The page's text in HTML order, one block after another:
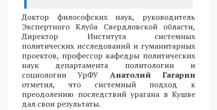
Доктор философских наук, руководитель
Экспертного Клуба Свердловской области,
Директор Института системных
политических исследований и гуманитарных
проектов, профессор кафедры политических
наук департамента политологии и
социологии УрФУ Анатолий Гагарин
отметил, что системный подход к
преодолению последствий урагана в Кушве
дал свои результаты.